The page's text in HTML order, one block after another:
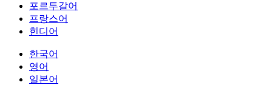
포르투갈어
프랑스어
힌디어
한국어
영어
일본어